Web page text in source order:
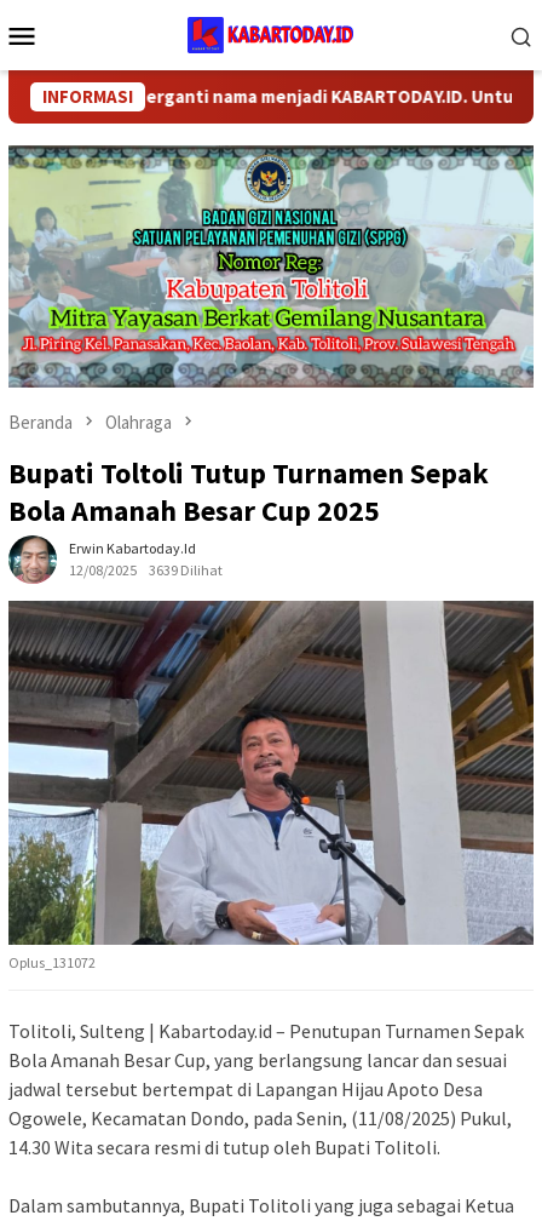
ke
Mobile
INFORMASI
telah berganti nama menjadi KABARTODAY.ID. Untuk
Beranda Olahraga
Bupati Toltoli Tutup Turnamen Sepak
Bola Amanah Besar Cup 2025
Erwin Kabartoday.id
12/08/2025
3639 Dilihat
Oplus_131072
Tolitoli, Sulteng | Kabartoday.id – Penutupan Turnamen Sepak
Bola Amanah Besar Cup, yang berlangsung lancar dan sesuai
jadwal tersebut bertempat di Lapangan Hijau Apoto Desa
Ogowele, Kecamatan Dondo, pada Senin, (11/08/2025) Pukul,
14.30 Wita secara resmi di tutup oleh Bupati Tolitoli.
Dalam sambutannya, Bupati Tolitoli yang juga sebagai Ketua